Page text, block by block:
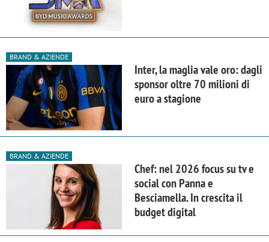
BRAND & AZIENDE
Inter, la maglia vale oro: dagli
sponsor oltre 70 milioni di
euro a stagione
BRAND & AZIENDE
Chef: nel 2026 focus su tv e
social con Panna e
Besciamella. In crescita il
budget digital